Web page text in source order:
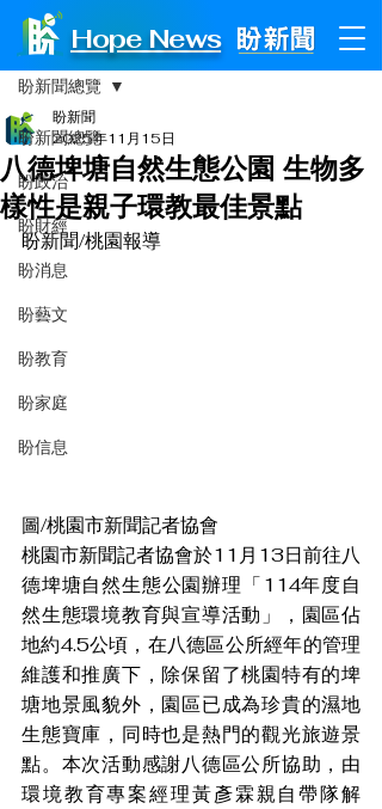
Hope News
文章
盼新聞總覽
盼政治
盼財經
盼消息
盼藝文
盼教育
盼家庭
盼信息
盼新聞總覽
八德埤塘自然生態公園 生物多
樣性是親子環教最佳景點
盼新聞
2025年11月15日
盼新聞/桃園報導
圖/桃園市新聞記者協會
桃園市新聞記者協會於11月13日前往八
德埤塘自然生態公園辦理「114年度自
然生態環境教育與宣導活動」，園區佔
地約4.5公頃，在八德區公所經年的管理
維護和推廣下，除保留了桃園特有的埤
塘地景風貌外，園區已成為珍貴的濕地
生態寶庫，同時也是熱門的觀光旅遊景
點。本次活動感謝八德區公所協助，由
環境教育專案經理黃彥霖親自帶隊解